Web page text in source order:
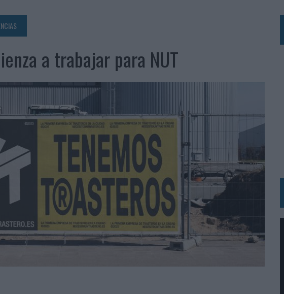
UNA ESTRATEGIA 360º CENTRADA EN EL ORIGEN BARCELONÉS
DE ARÓN PIPER EN UNA EXPERIENCIA DE MARCA EN IBIZA
DIGITAL DE LAS MARCAS
EN SOUVENIRS CON IA
DE 2026 PONDRÁ A PRUEBA LA CREATIVIDAD DE LAS MARCAS
MÁLAGA CF
NO INTEGRAN LA INFANCIA EN SU ESTRATEGIA
CONSUMO DE MEDIOS EN VERANO Y SUPERA AL MÓVIL COMO DISPOSITIVO MÁS UTILIZADO
YA AL 62% DE LOS ESPAÑOLES
COMO NUEVA DIRECTORA COMERCIAL GLOBAL
PERSONALIZABLE INSPIRADA EN CORNETTO, CALIPPO Y SOLERO
LA CREATIVIDAD
PARA TRANSFORMAR EL PATRIMONIO HISTÓRICO EN ACTIVOS CULTURALES Y ECONÓMICOS
A CASONÁ Y ASUME LA GESTIÓN DE SUS RELACIONES CON LOS MEDIOS
EL PARAÍSO CANARIO EN SU ÚLTIMA CAMPAÑA INTERNACIONAL
a trabajar para NUT